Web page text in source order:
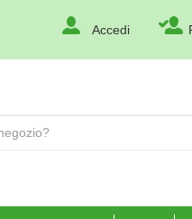
Accedi